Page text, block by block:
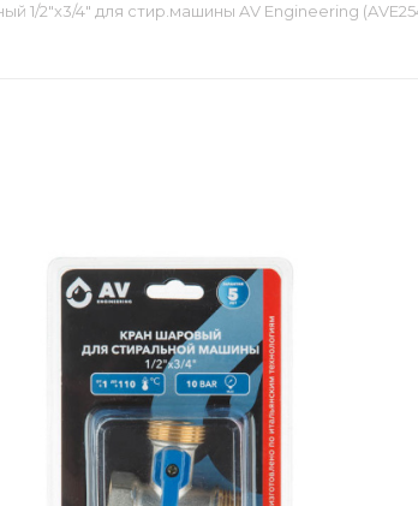
1/2"х3/4" для стир.машины AV Engineering